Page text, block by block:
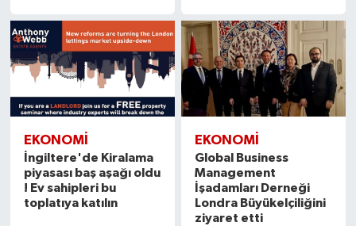
EKONOMİ
İngiltere'de Kiralama
piyasası baş aşağı oldu
! Ev sahipleri bu
toplatıya katılın
EKONOMİ
Global Business
Management
İşadamları Derneği
Londra Büyükelçiliğini
ziyaret etti